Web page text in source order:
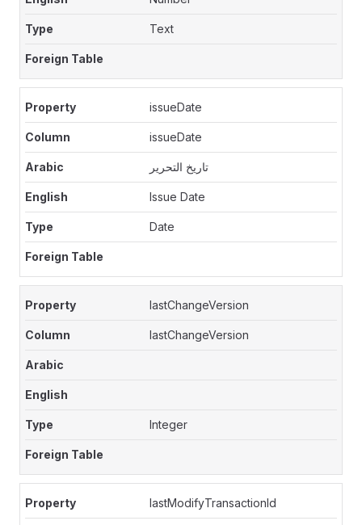
Text
issueDate
issueDate
تاريخ التحرير
Issue Date
Date
lastChangeVersion
lastChangeVersion
Integer
lastModifyTransactionId